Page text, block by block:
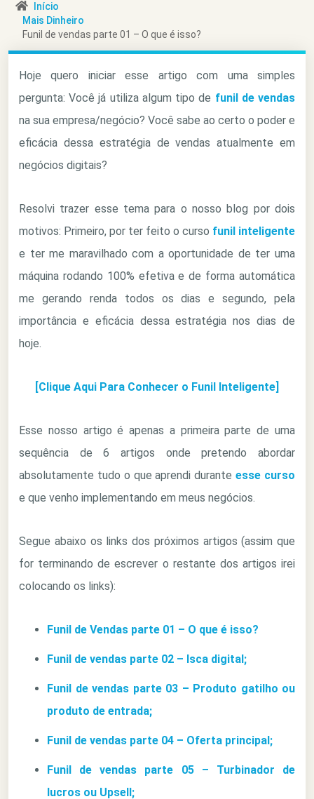
Início
Mais Dinheiro
Funil de vendas parte 01 – O que é isso?
Hoje quero iniciar esse artigo com uma simples
pergunta: Você já utiliza algum tipo de funil de vendas
na sua empresa/negócio? Você sabe ao certo o poder e
eficácia dessa estratégia de vendas atualmente em
negócios digitais?
Resolvi trazer esse tema para o nosso blog por dois
motivos: Primeiro, por ter feito o curso funil inteligente
e ter me maravilhado com a oportunidade de ter uma
máquina rodando 100% efetiva e de forma automática
me gerando renda todos os dias e segundo, pela
importância e eficácia dessa estratégia nos dias de
hoje.
[Clique Aqui Para Conhecer o Funil Inteligente]
Esse nosso artigo é apenas a primeira parte de uma
sequência de 6 artigos onde pretendo abordar
absolutamente tudo o que aprendi duranteesse curso
e que venho implementando em meus negócios.
Segue abaixo os links dos próximos artigos (assim que
for terminando de escrever o restante dos artigos irei
colocando os links):
Funil de Vendas parte 01 – O que é isso?
Funil de vendas parte 02 – Isca digital;
Funil de vendas parte 03 – Produto gatilho ou
produto de entrada;
Funil de vendas parte 04 – Oferta principal;
Funil de vendas parte 05 – Turbinador de
lucros ou Upsell;